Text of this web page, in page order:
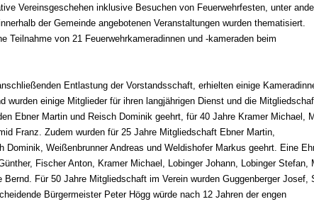
Vereinsgeschehen inklusive Besuchen von Feuerwehrfesten, unter
der Gemeinde angebotenen Veranstaltungen wurden thematisiert.
Teilnahme von 21 Feuerwehrkameradinnen und -kameraden beim
Entlastung der Vorstandsschaft, erhielten einige
wurden einige Mitglieder für ihren langjährigen Dienst und die
Ebner Martin und Reisch Dominik geehrt, für 40 Jahre Kramer Michael,
Franz. Zudem wurden für 25 Jahre Mitgliedschaft Ebner Martin,
Dominik, Weißenbrunner Andreas und Weldishofer Markus geehrt. Eine
Fischer Anton, Kramer Michael, Lobinger Johann, Lobinger Stefan,
Für 50 Jahre Mitgliedschaft im Verein wurden Guggenberger Josef,
Bürgermeister Peter Högg würde nach 12 Jahren der engen